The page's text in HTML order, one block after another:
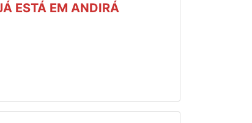
ESTÁ EM ANDIRÁ